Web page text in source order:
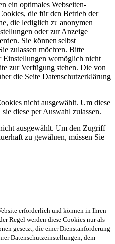
ein optimales Webseiten-
die für den Betrieb der
die lediglich zu anonymen
oder zur Anzeige
Sie können selbst
zulassen möchten. Bitte
Einstellungen womöglich nicht
zur Verfügung stehen. Die von
die Seite Datenschutzerklärung
nicht ausgewählt. Um diese
diese per Auswahl zulassen.
ausgewählt. Um den Zugriff
zu gewähren, müssen Sie
erforderlich und können in Ihren
Regel werden diese Cookies nur als
gesetzt, die einer Dienstanforderung
Datenschutzeinstellungen, dem